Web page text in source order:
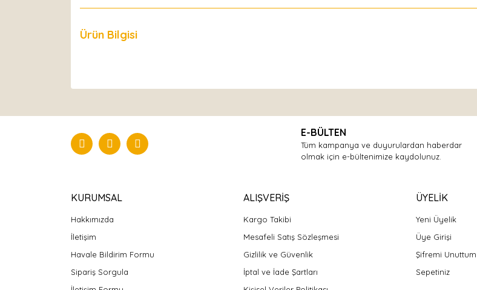
Ürün Bilgisi
Yorum Yaz
E-BÜLTEN
Tüm kampanya ve duyurulardan haberdar
olmak için e-bültenimize kaydolunuz.
KURUMSAL
Hakkımızda
İletişim
Havale Bildirim Formu
Sipariş Sorgula
ALIŞVERİŞ
Kargo Takibi
Mesafeli Satış Sözleşmesi
Gizlilik ve Güvenlik
İptal ve İade Şartları
ÜYELİK
Yeni Üyelik
Üye Girişi
Şifremi Unuttum
Sepetiniz